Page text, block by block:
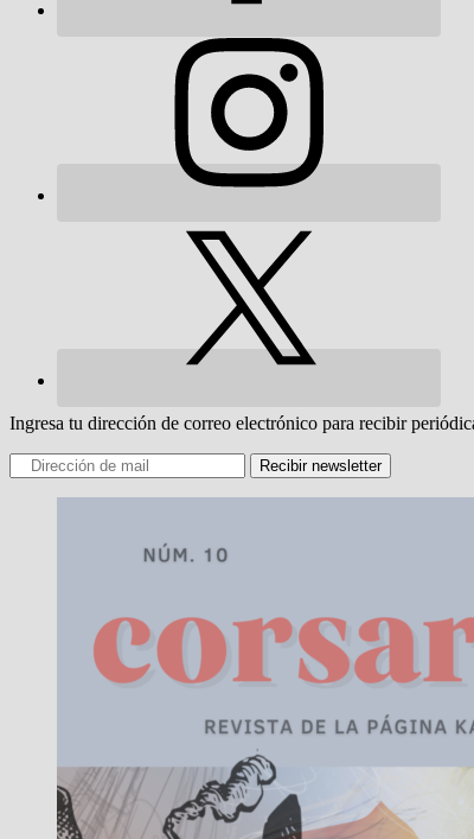
Ingresa tu dirección de correo electrónico para recibir
Recibir newsletter